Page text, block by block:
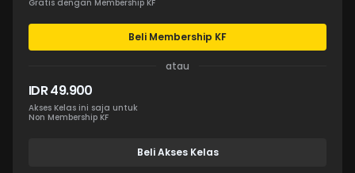
Gratis dengan Membership KF
Beli Membership KF
atau
IDR 49.900
Akses Kelas ini saja untuk
Non Membership KF
Beli Akses Kelas